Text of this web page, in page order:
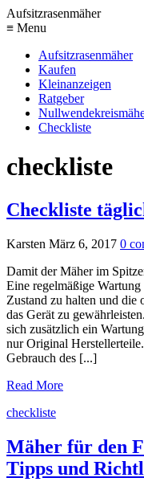
Aufsitzrasenmäher
≡ Menu
Aufsitzrasenmäher
Kaufen
Kleinanzeigen
Ratgeber
Checkliste
checkliste
Checkliste
Karsten März 6, 2017 0
Damit der Mäher im
Eine regelmäßige
Zustand zu halten und die
das Gerät zu
sich zusätzlich ein
nur Original
Gebrauch des [...]
Read More
checkliste
Mäher für den
Tipps und